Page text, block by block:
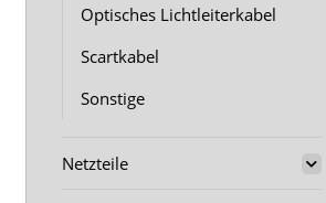
Optisches Lichtleiterkabel
Scartkabel
Sonstige
Netzteile